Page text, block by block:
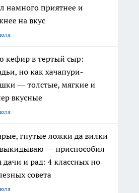
намного приятнее и
на вкус
кефир в тертый сыр:
но как хачапури-
— толстые, мягкие и
вкусные
гнутые ложки да вилки
— приспособил
дачи и рад: 4 классных но
совета